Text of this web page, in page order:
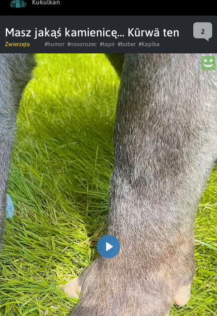
Kukulkan
Masz jakąś kamienicę... Kūrwä ten 2
Zwierzęta #humor #nosorozec #tapir #bober #Kapiba
Play